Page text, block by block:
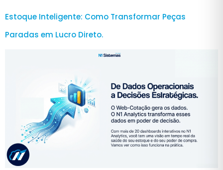
Estoque Inteligente: Como Transformar Peças
Paradas em Lucro Direto.